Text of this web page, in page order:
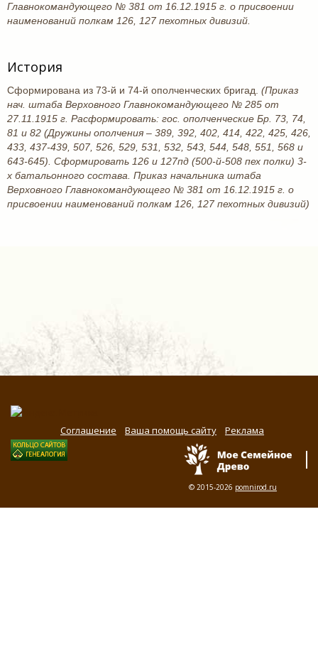
Главнокомандующего № 381 от 16.12.1915 г. о присвоении
наименований полкам 126, 127 пехотных дивизий.
История
Сформирована из 73-й и 74-й ополченческих бригад. (Приказ
нач. штаба Верховного Главнокомандующего № 285 от
27.11.1915 г. Расформировать: гос. ополченческие Бр. 73, 74,
81 и 82 (Дружины ополчения – 389, 392, 402, 414, 422, 425, 426,
433, 437-439, 507, 526, 529, 531, 532, 543, 544, 548, 551, 568 и
643-645). Сформировать 126 и 127пд (500-й-508 пех полки) 3-
х батальонного состава. Приказ начальника штаба
Верховного Главнокомандующего № 381 от 16.12.1915 г. о
присвоении наименований полкам 126, 127 пехотных дивизий)
Соглашение Ваша помощь сайту Реклама
© 2015-2026 pomnirod.ru